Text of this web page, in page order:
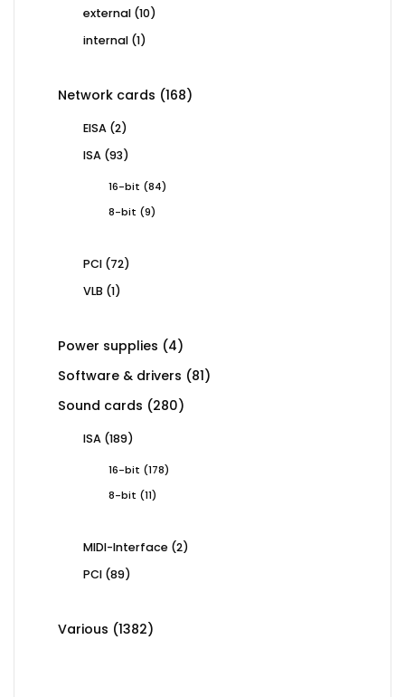
external 1010
internal 11
Network cards 168168
EISA 22
ISA 9393
16-bit 8484
8-bit
99
PCI 7272
VLB 11
Power supplies 44
products
Software & drivers 8181
Sound cards 280280
ISA 189189
16-bit 178178
8-bit
1111
MIDI-Interface 22
PCI 8989
Various 13821382